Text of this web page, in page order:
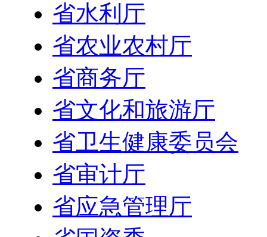
省水利厅
省农业农村厅
省商务厅
省文化和旅游厅
省卫生健康委员会
省审计厅
省应急管理厅